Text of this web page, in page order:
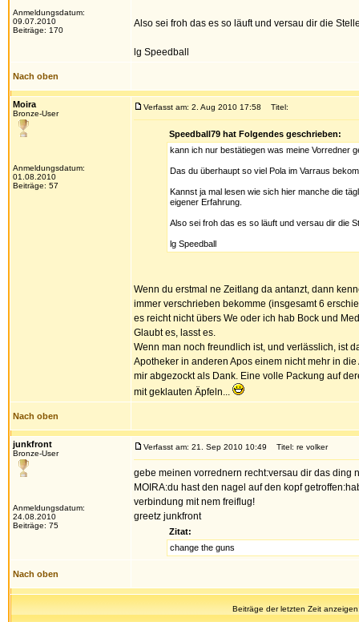
Anmeldungsdatum:
09.07.2010
Beiträge: 170
Also sei froh das es so läuft und versau dir die
lg Speedball
Nach oben
Moira
Bronze-User
Anmeldungsdatum:
01.08.2010
Beiträge: 57
Verfasst am: 2. Aug 2010 17:58 Titel:
Speedball79 hat Folgendes geschrieben:
kann ich nur bestätiegen was meine Vorredner
Das du überhaupt so viel Pola im Varraus
Kannst ja mal lesen wie sich hier manche die
eigener Erfahrung.
Also sei froh das es so läuft und versau dir die
lg Speedball
Wenn du erstmal ne Zeitlang da antanzt, dann
immer verschrieben bekomme (insgesamt 6
es reicht nicht übers We oder ich hab Bock und
Glaubt es, lasst es.
Wenn man noch freundlich ist, und verlässlich, ist
Apotheker in anderen Apos einem nicht mehr in
mir abgezockt als Dank. Eine volle Packung auf
mit geklauten Äpfeln...
Nach oben
junkfront
Bronze-User
Anmeldungsdatum:
24.08.2010
Beiträge: 75
Verfasst am: 21. Sep 2010 10:49 Titel: re volker
gebe meinen vorrednern recht:versau dir das ding
MOIRA:du hast den nagel auf den kopf
verbindung mit nem freiflug!
greetz junkfront
Zitat:
change the guns
Nach oben
Beiträge der letzten Zeit